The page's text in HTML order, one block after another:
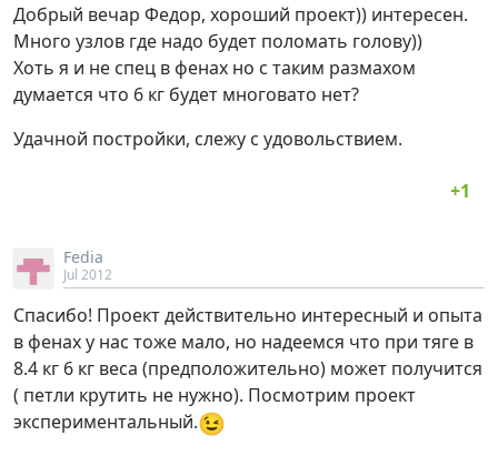
Добрый вечар Федор, хороший проект)) интересен.
Много узлов где надо будет поломать голову))
Хоть я и не спец в фенах но с таким размахом
думается что 6 кг будет многовато нет?
Удачной постройки, слежу с удовольствием.
Fedia
Jul 2012
Спасибо! Проект действительно интересный и опыта
в фенах у нас тоже мало, но надеемся что при тяге в
8.4 кг 6 кг веса (предположительно) может получится
( петли крутить не нужно). Посмотрим проект
экспериментальный.😉